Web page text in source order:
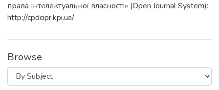
права інтелектуальної власності» (Open Journal System):
http://cpdcipr.kpi.ua/
Browse